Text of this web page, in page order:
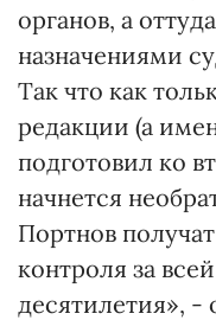
органов, а
назначениями
Так что как
редакции (а
подготовил ко
начнется
Портнов
контроля за
десятилетия»,